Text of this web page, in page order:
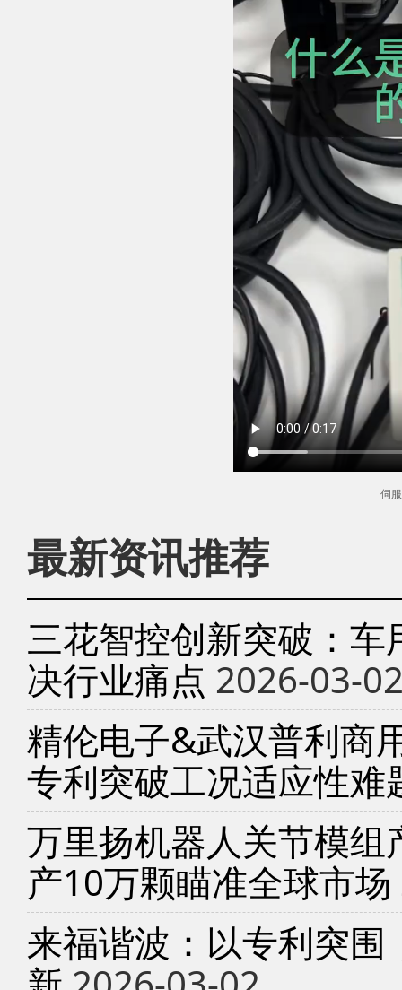
伺
最新资讯推荐
三花智控创新突破：
决行业痛点 2026-03-
精伦电子&武汉普利商
专利突破工况适应性难
万里扬机器人关节模
产10万颗瞄准全球市场
来福谐波：以专利突